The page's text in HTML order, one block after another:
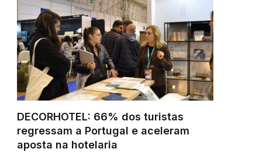
DECORHOTEL: 66% dos turistas
regressam a Portugal e aceleram
aposta na hotelaria